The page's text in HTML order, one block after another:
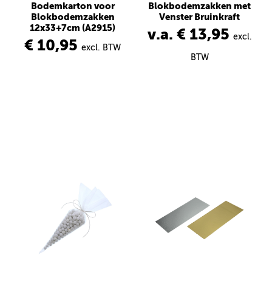
Bodemkarton voor
Blokbodemzakken
12x33+7cm (A2915)
€ 10,95 excl. BTW
Blokbodemzakken met
Venster Bruinkraft
v.a. € 13,95 excl.
BTW